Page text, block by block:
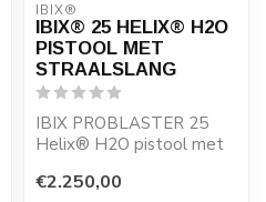
IBIX®
IBIX® 25 HELIX® H2O
PISTOOL MET
STRAALSLANG
IBIX PROBLASTER 25
Helix® H2O pistool met
€2.250,00